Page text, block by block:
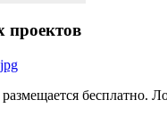
проектов
бесплатно.